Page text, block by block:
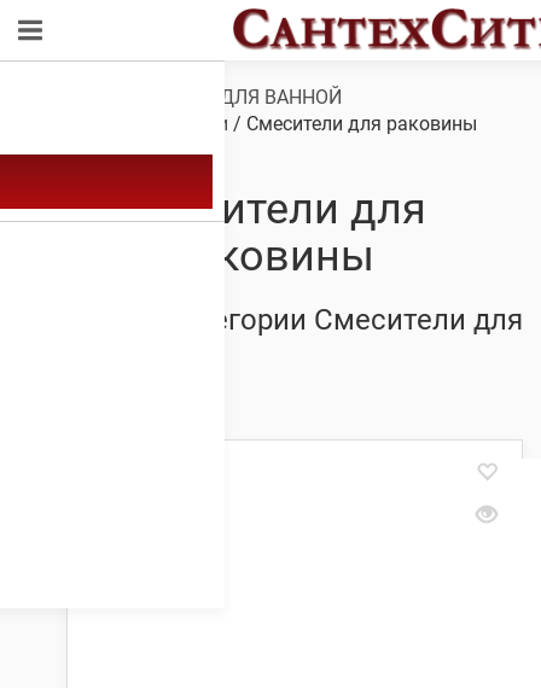
САНТЕХНИКА ДЛЯ ВАННОЙ
Смесители / Смесители для раковины
Смесители для
раковины
Товары из категории Смесители для